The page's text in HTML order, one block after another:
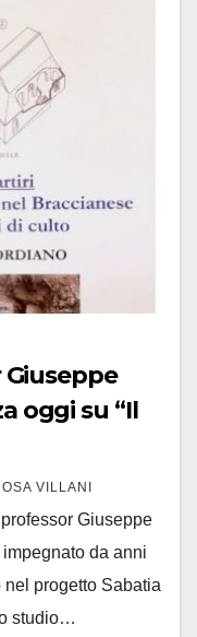
oggi su “Il
VILLANI
Giuseppe
da anni
progetto Sabatia
studio…